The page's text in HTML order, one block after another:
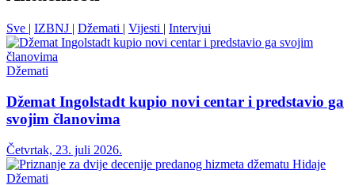
Sve | IZBNJ | Džemati | Vijesti | Intervjui
Džemati
Džemat Ingolstadt kupio novi centar i predstavio ga
svojim članovima
Četvrtak, 23. juli 2026.
Džemati